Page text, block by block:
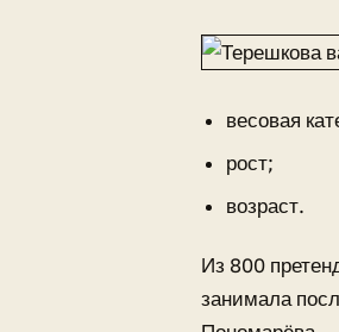
весовая
рост;
возраст.
Из 800
занимала